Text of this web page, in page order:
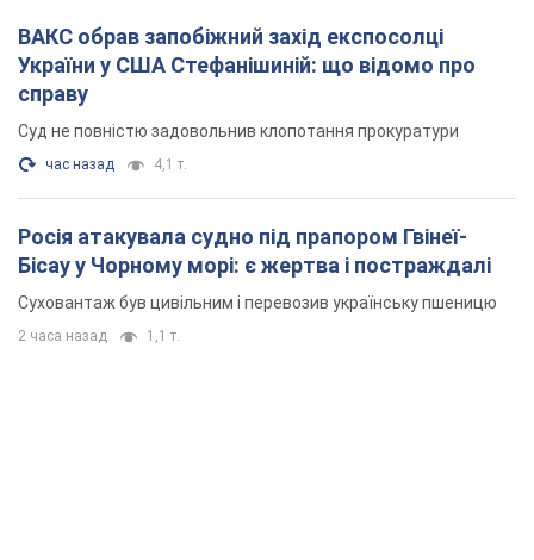
ВАКС обрав запобіжний захід експосолці
України у США Стефанішиній: що відомо про
справу
Суд не повністю задовольнив клопотання прокуратури
час назад 4,1 т.
Росія атакувала судно під прапором Гвінеї-
Бісау у Чорному морі: є жертва і постраждалі
Суховантаж був цивільним і перевозив українську пшеницю
2 часа назад 1,1 т.